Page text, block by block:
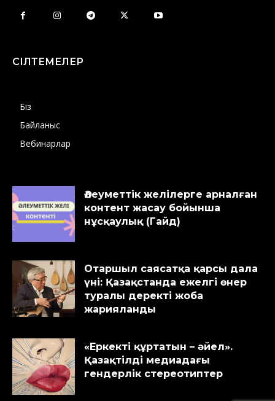
СІЛТЕМЕЛЕР
Біз
Байланыс
Вебинарлар
Әлеуметтік желілерге арналған
контент жасау бойынша
нұсқаулық (Гайд)
Отаршыл саясатқа қарсы дала
үні: Қазақстанда ежелгі өнер
туралы деректі жоба
жарияланды
«Еркекті құртатын – әйел».
Қазақтілді медиадағы
гендерлік стереотиптер